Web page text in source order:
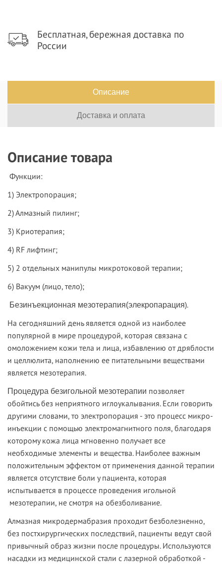
Бесплатная, бережная доставка по
России
Описание
Доставка и оплата
Описание товара
Функции:
1) Электропорация;
2) Алмазный пилинг;
3) Криотерапия;
4) RF лифтинг;
5) 2 отдельных манипулы микротоковой терапии;
6) Вакуум (лицо, тело);
Безинъекционная мезотерапия(элекропарация).
На сегодняшний день является одной из наиболее
популярной в мире процедурой, которая связана с
омоложением кожи тела и лица, избавлению от дряблости
и целлюлита, наполнению ее питательными веществами
является мезотерапия.
Процедура безигольной мезотерапии позволяет
обойтись без неприятного иглоукалывания. Если говорить
другими словами, то электропорация - это процесс микро-
инъекции с помощью электромагнитного поля, благодаря
которому кожа лица мгновенно получает все
необходимые элементы и вещества. Наиболее важным
положительным эффектом от применения данной терапии
является отсутствие боли у пациента, которая
испытывается в процессе проведения игольной
мезотерапии, не смотря на обезболивание.
Алмазная микродермабразия проходит безболезненно,
без постхирургических последствий, пациенты ведут свой
привычный образ жизни после процедуры. Используются
насадки из медицинской стали с лазерной обработкой -